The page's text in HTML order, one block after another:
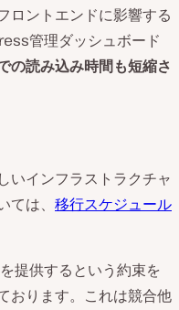
ロントエンドに影響する
管理ダッシュボード
の読み込み時間も短縮さ
いインフラストラクチャ
は、 移行スケジュール
提供するという約束を
おります。これは競合他